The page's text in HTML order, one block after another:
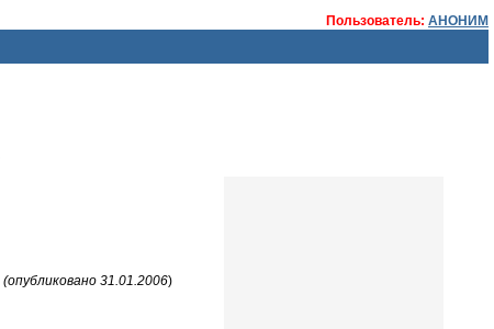
Пользователь: АНОНИМ
(опубликовано 31.01.2006)